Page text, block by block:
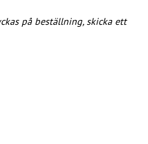
på beställning, skicka ett